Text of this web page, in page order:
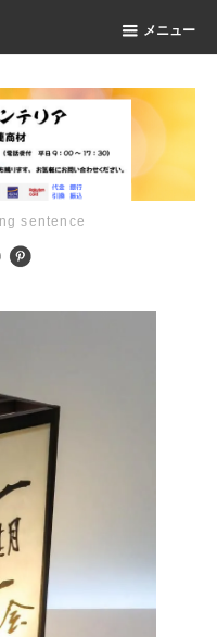
メニュー
sentence